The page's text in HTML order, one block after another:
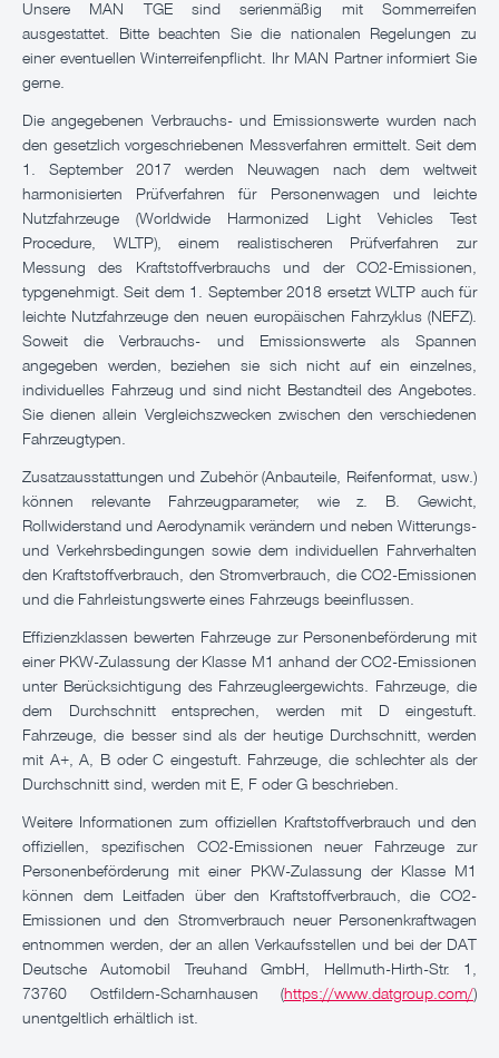
Unsere MAN TGE sind serienmäßig mit Sommerreifen
ausgestattet. Bitte beachten Sie die nationalen Regelungen zu
einer eventuellen Winterreifenpflicht. Ihr MAN Partner informiert Sie
gerne.
Die angegebenen Verbrauchs- und Emissionswerte wurden nach
den gesetzlich vorgeschriebenen Messverfahren ermittelt. Seit dem
1. September 2017 werden Neuwagen nach dem weltweit
harmonisierten Prüfverfahren für Personenwagen und leichte
Nutzfahrzeuge (Worldwide Harmonized Light Vehicles Test
Procedure, WLTP), einem realistischeren Prüfverfahren zur
Messung des Kraftstoffverbrauchs und der CO2-Emissionen,
typgenehmigt. Seit dem 1. September 2018 ersetzt WLTP auch für
leichte Nutzfahrzeuge den neuen europäischen Fahrzyklus (NEFZ).
Soweit die Verbrauchs- und Emissionswerte als Spannen
angegeben werden, beziehen sie sich nicht auf ein einzelnes,
individuelles Fahrzeug und sind nicht Bestandteil des Angebotes.
Sie dienen allein Vergleichszwecken zwischen den verschiedenen
Fahrzeugtypen.
Zusatzausstattungen und Zubehör (Anbauteile, Reifenformat, usw.)
können relevante Fahrzeugparameter, wie z. B. Gewicht,
Rollwiderstand und Aerodynamik verändern und neben Witterungs-
und Verkehrsbedingungen sowie dem individuellen Fahrverhalten
den Kraftstoffverbrauch, den Stromverbrauch, die CO2-Emissionen
und die Fahrleistungswerte eines Fahrzeugs beeinflussen.
Effizienzklassen bewerten Fahrzeuge zur Personenbeförderung mit
einer PKW-Zulassung der Klasse M1 anhand der CO2-Emissionen
unter Berücksichtigung des Fahrzeugleergewichts. Fahrzeuge, die
dem Durchschnitt entsprechen, werden mit D eingestuft.
Fahrzeuge, die besser sind als der heutige Durchschnitt, werden
mit A+, A, B oder C eingestuft. Fahrzeuge, die schlechter als der
Durchschnitt sind, werden mit E, F oder G beschrieben.
Weitere Informationen zum offiziellen Kraftstoffverbrauch und den
offiziellen, spezifischen CO2-Emissionen neuer Fahrzeuge zur
Personenbeförderung mit einer PKW-Zulassung der Klasse M1
können dem Leitfaden über den Kraftstoffverbrauch, die CO2-
Emissionen und den Stromverbrauch neuer Personenkraftwagen
entnommen werden, der an allen Verkaufsstellen und bei der DAT
Deutsche Automobil Treuhand GmbH, Hellmuth-Hirth-Str. 1,
73760 Ostfildern-Scharnhausen (https://www.datgroup.com/)
unentgeltlich erhältlich ist.